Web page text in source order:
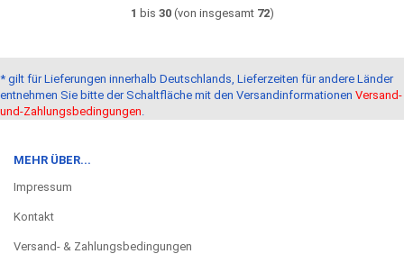
1 bis 30(von insgesamt 72)
* gilt für Lieferungen innerhalb Deutschlands, Lieferzeiten für andere Länder
entnehmen Sie bitte der Schaltfläche mit den Versandinformationen Versand-
und-Zahlungsbedingungen.
MEHR ÜBER...
Impressum
Kontakt
Versand- & Zahlungsbedingungen